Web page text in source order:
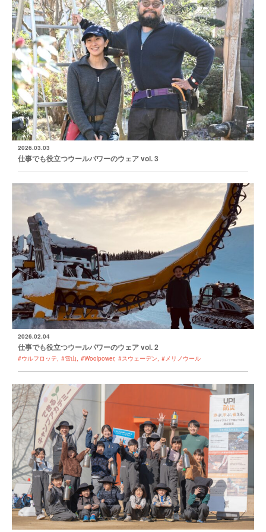
2026.03.03
仕事でも役立つウールパワーのウェア vol. 3
2026.02.04
仕事でも役立つウールパワーのウェア vol. 2
#ウルフロッテ #雪山 #Woolpower #スウェーデン #メリノウール